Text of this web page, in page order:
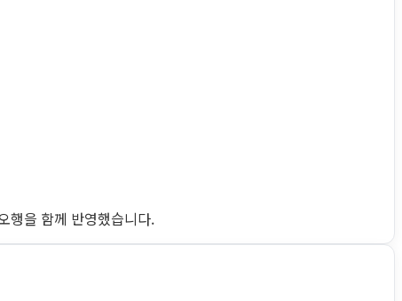
행을 함께 반영했습니다.